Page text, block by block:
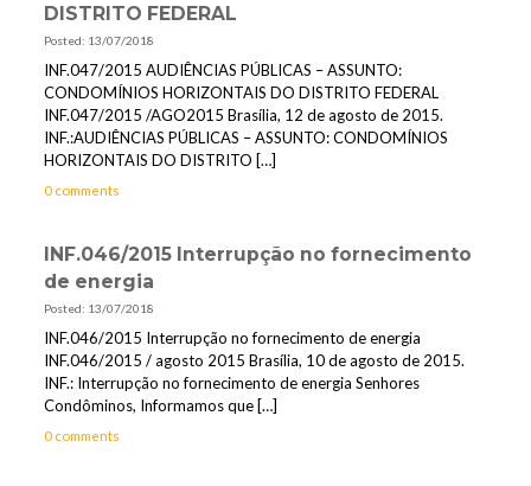
DISTRITO FEDERAL
Posted: 13/07/2018
INF.047/2015 AUDIÊNCIAS PÚBLICAS – ASSUNTO:
CONDOMÍNIOS HORIZONTAIS DO DISTRITO FEDERAL
INF.047/2015 /AGO2015 Brasília, 12 de agosto de 2015.
INF.:AUDIÊNCIAS PÚBLICAS – ASSUNTO: CONDOMÍNIOS
HORIZONTAIS DO DISTRITO […]
0 comments
INF.046/2015 Interrupção no fornecimento
de energia
Posted: 13/07/2018
INF.046/2015 Interrupção no fornecimento de energia
INF.046/2015 / agosto 2015 Brasília, 10 de agosto de 2015.
INF.: Interrupção no fornecimento de energia Senhores
Condôminos, Informamos que[…]
0 comments